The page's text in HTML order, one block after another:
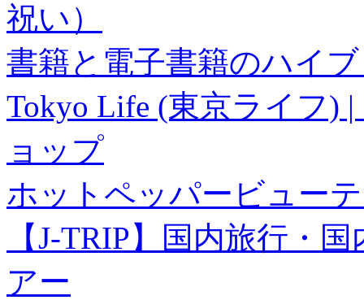
祝い）
書籍と電子書籍のハイ
Tokyo Life (東京ライフ)
ョップ
ホットペッパービュー
【J-TRIP】国内旅行・
アー